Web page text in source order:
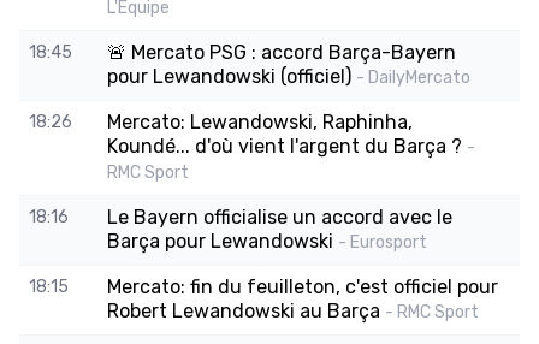
L'Équipe
18:45
🚨 Mercato PSG : accord Barça-Bayern
pour Lewandowski (officiel) - DailyMercato
18:26
Mercato: Lewandowski, Raphinha,
Koundé... d'où vient l'argent du Barça ? -
RMC Sport
18:16
Le Bayern officialise un accord avec le
Barça pour Lewandowski - Eurosport
18:15
Mercato: fin du feuilleton, c'est officiel pour
Robert Lewandowski au Barça - RMC Sport